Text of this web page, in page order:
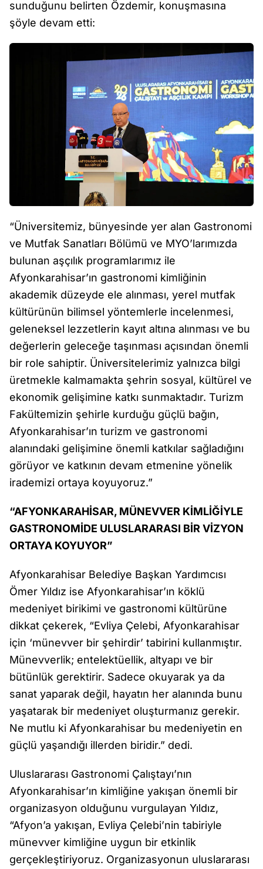
sunduğunu belirten Özdemir, konuşmasına
şöyle devam etti:
“Üniversitemiz, bünyesinde yer alan Gastronomi
ve Mutfak Sanatları Bölümü ve MYO’larımızda
bulunan aşçılık programlarımız ile
Afyonkarahisar’ın gastronomi kimliğinin
akademik düzeyde ele alınması, yerel mutfak
kültürünün bilimsel yöntemlerle incelenmesi,
geleneksel lezzetlerin kayıt altına alınması ve bu
değerlerin geleceğe taşınması açısından önemli
bir role sahiptir. Üniversitelerimiz yalnızca bilgi
üretmekle kalmamakta şehrin sosyal, kültürel ve
ekonomik gelişimine katkı sunmaktadır. Turizm
Fakültemizin şehirle kurduğu güçlü bağın,
Afyonkarahisar’ın turizm ve gastronomi
alanındaki gelişimine önemli katkılar sağladığını
görüyor ve katkının devam etmenine yönelik
irademizi ortaya koyuyoruz.”
“AFYONKARAHİSAR, MÜNEVVER KİMLİĞİYLE
GASTRONOMİDE ULUSLARARASI BİR VİZYON
ORTAYA KOYUYOR”
Afyonkarahisar Belediye Başkan Yardımcısı
Ömer Yıldız ise Afyonkarahisar’ın köklü
medeniyet birikimi ve gastronomi kültürüne
dikkat çekerek, “Evliya Çelebi, Afyonkarahisar
için ‘münevver bir şehirdir’ tabirini kullanmıştır.
Münevverlik; entelektüellik, altyapı ve bir
bütünlük gerektirir. Sadece okuyarak ya da
sanat yaparak değil, hayatın her alanında bunu
yaşatarak bir medeniyet oluşturmanız gerekir.
Ne mutlu ki Afyonkarahisar bu medeniyetin en
güçlü yaşandığı illerden biridir.” dedi.
Uluslararası Gastronomi Çalıştayı’nın
Afyonkarahisar’ın kimliğine yakışan önemli bir
organizasyon olduğunu vurgulayan Yıldız,
“Afyon’a yakışan, Evliya Çelebi’nin tabiriyle
münevver kimliğine uygun bir etkinlik
gerçekleştiriyoruz. Organizasyonun uluslararası